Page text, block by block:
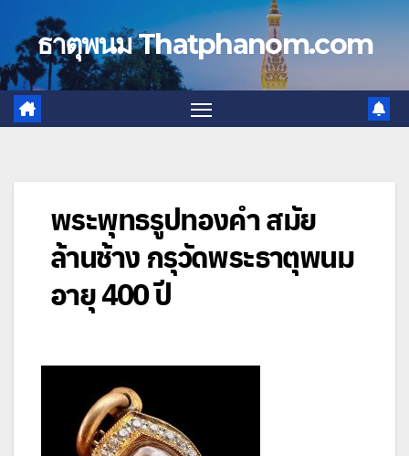
contentธาตุพนม Thatphanom.com
พระพุทธรูปทองคำ สมัย
ล้านช้าง กรุวัดพระธาตุพนม
อายุ 400 ปี